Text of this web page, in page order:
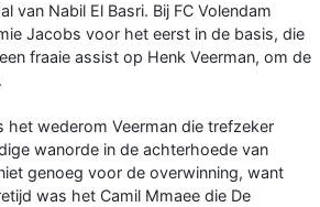
van Nabil El Basri. Bij FC Volendam
Jacobs voor het eerst in de basis, die
fraaie assist op Henk Veerman, om de
het wederom Veerman die trefzeker
wanorde in de achterhoede van
genoeg voor de overwinning, want
was het Camil Mmaee die De